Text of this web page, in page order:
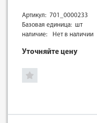
Артикул: 701_0000233
Базовая единица: шт
наличие:
Нет в наличии
Уточняйте цену